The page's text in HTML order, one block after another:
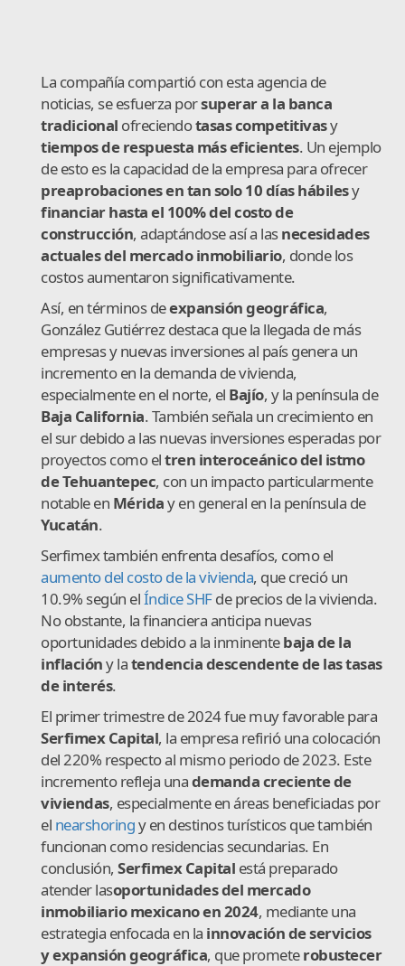
La compañía compartió con esta agencia de
noticias, se esfuerza porsuperar a la banca
tradicional ofreciendotasas competitivasy
tiempos de respuesta más eficientes. Un ejemplo
de esto es la capacidad de la empresa para ofrecer
preaprobaciones en tan solo 10 días hábilesy
financiar hasta el 100% del costo de
construcción, adaptándose así a lasnecesidades
actuales del mercado inmobiliario, donde los
costos aumentaron significativamente.
Así, en términos deexpansión geográfica,
González Gutiérrez destaca que la llegada de más
empresas y nuevas inversiones al país genera un
incremento en la demanda de vivienda,
especialmente en el norte, el Bajío, y la península de
Baja California. También señala un crecimiento en
el sur debido a las nuevas inversiones esperadas por
proyectos como eltren interoceánico del istmo
de Tehuantepec, con un impacto particularmente
notable en Mériday en general en la península de
Yucatán.
Serfimex también enfrenta desafíos, como el
aumento del costo de la vivienda, que creció un
10.9% según elÍndice SHFde precios de la vivienda.
No obstante, la financiera anticipa nuevas
oportunidades debido a la inminentebaja de la
inflacióny latendencia descendente de las tasas
de interés.
El primer trimestre de 2024 fue muy favorable para
Serfimex Capital, la empresa refirió una colocación
del 220% respecto al mismo periodo de 2023. Este
incremento refleja unademanda creciente de
viviendas, especialmente en áreas beneficiadas por
el nearshoringy en destinos turísticos que también
funcionan como residencias secundarias. En
conclusión, Serfimex Capital está preparado
atender lasoportunidades del mercado
inmobiliario mexicano en 2024, mediante una
estrategia enfocada en la innovación de servicios
y expansión geográfica, que prometerobustecer